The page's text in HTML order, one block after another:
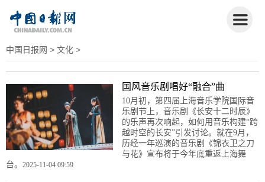
中国日报网 > 文化 >
国风音乐剧唱好“融合”曲
10月初，第四届上海音乐学院国际音
乐剧节上，音乐剧《长安十二时辰》
的乐声再次响起，如何用音乐构建“跨
越时空的长安”引发讨论。就在9月，
历经一年巡演的音乐剧《锦衣卫之刀
与花》宣布将于今年底重返上海舞
台。 2025-11-04 09:59